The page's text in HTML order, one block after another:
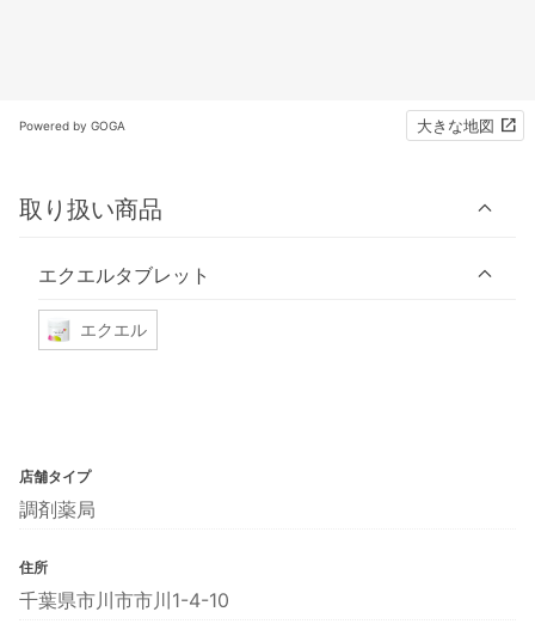
Powered by GOGA 大きな地図
取り扱い商品
エクエルタブレット
エクエル
店舗タイプ
調剤薬局
住所
千葉県市川市市川1-4-10